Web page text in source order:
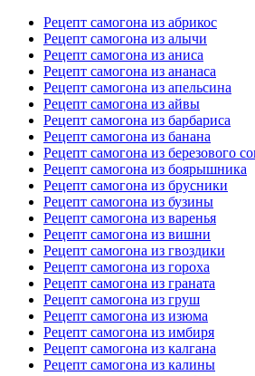
Рецепт самогона из абрикос
Рецепт самогона из алычи
Рецепт самогона из аниса
Рецепт самогона из ананаса
Рецепт самогона из апельсина
Рецепт самогона из айвы
Рецепт самогона из барбариса
Рецепт самогона из банана
Рецепт самогона из березового
Рецепт самогона из боярышника
Рецепт самогона из брусники
Рецепт самогона из бузины
Рецепт самогона из варенья
Рецепт самогона из вишни
Рецепт самогона из гвоздики
Рецепт самогона из гороха
Рецепт самогона из граната
Рецепт самогона из груш
Рецепт самогона из изюма
Рецепт самогона из имбиря
Рецепт самогона из калгана
Рецепт самогона из калины